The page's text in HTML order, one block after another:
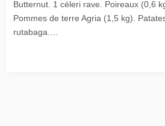
Butternut. 1 céleri rave. Poireaux (0,6
Pommes de terre Agria (1,5 kg).
rutabaga.…